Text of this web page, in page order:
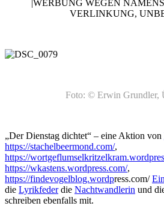
|WERBUNG WEGEN
VERLINKUNG,
Foto: © Erwin Grundler,
„Der Dienstag dichtet“ – eine Aktion von
https://stachelbeermond.com/,
https://
https://wkastens.wordpress.com/,
https://findevogelblog.wordpress.com/
die Lyrikfederdie Nachtwandlerin und
schreiben ebenfalls mit.